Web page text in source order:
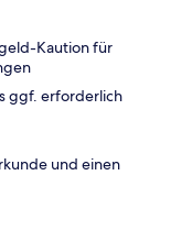
Kaution für
ggf. erforderlich
und einen